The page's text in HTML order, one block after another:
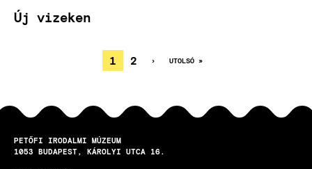
Új vizeken
OLDALSZÁMOZÁS
JELENLEGI
OLDAL
1 OLDAL
2
KÖVETKEZŐ
›
UTOLSÓ
UTOLSÓ »
PETŐFI IRODALMI MÚZEUM
1053
BUDAPEST KÁROLYI UTCA 16.